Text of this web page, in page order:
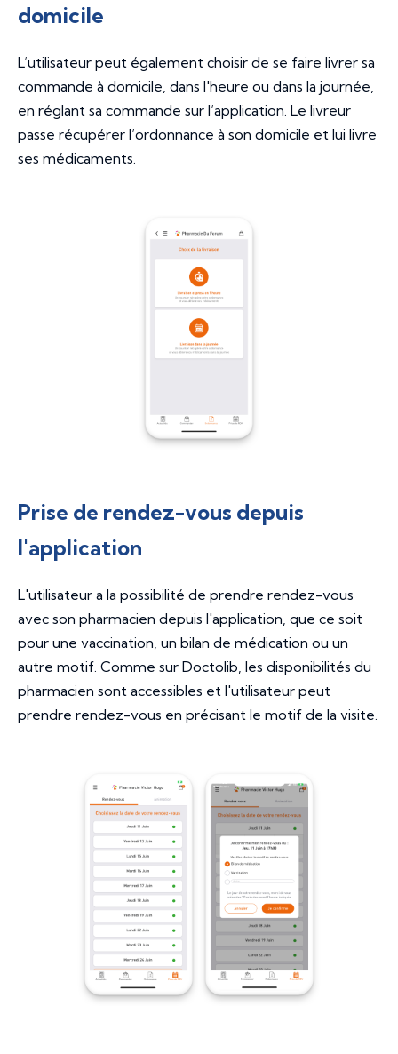
domicile
L’utilisateur peut également choisir de se faire livrer sa
commande à domicile, dans l'heure ou dans la journée,
en réglant sa commande sur l’application. Le livreur
passe récupérer l’ordonnance à son domicile et lui livre
ses médicaments.
Prise de rendez-vous depuis
l'application
L'utilisateur a la possibilité de prendre rendez-vous
avec son pharmacien depuis l'application, que ce soit
pour une vaccination, un bilan de médication ou un
autre motif. Comme sur Doctolib, les disponibilités du
pharmacien sont accessibles et l'utilisateur peut
prendre rendez-vous en précisant le motif de la visite.